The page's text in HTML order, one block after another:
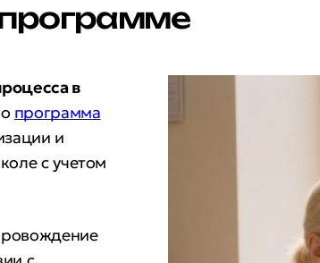
в
программа
и
с учетом